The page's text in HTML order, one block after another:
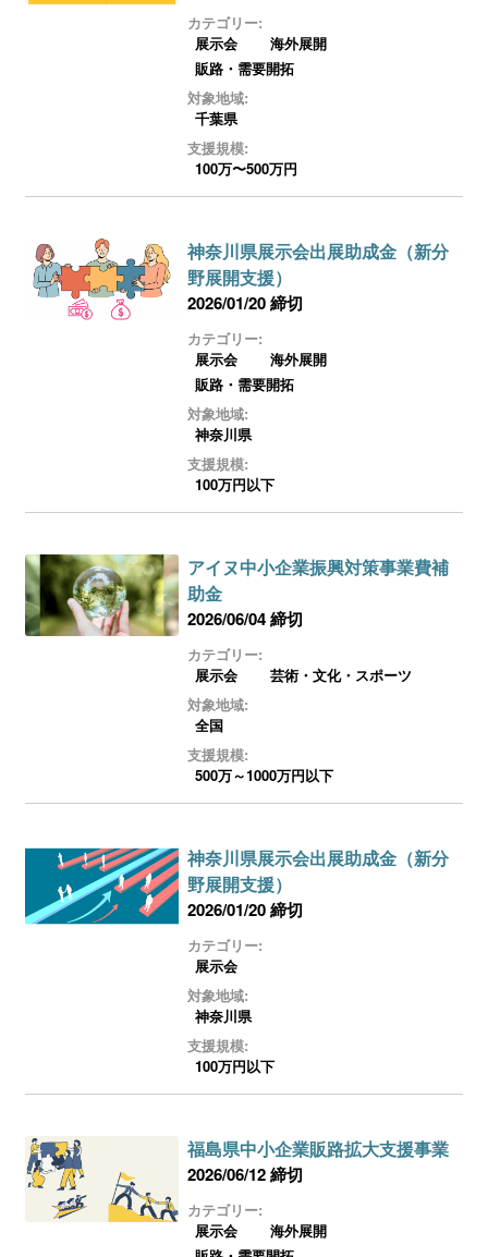
カテゴリー:
展示会
海外展開
販路・需要開拓
対象地域:
千葉県
支援規模:
100万〜500万円
神奈川県展示会出展助成金（新分
野展開支援）
2026/01/20 締切
カテゴリー:
展示会
海外展開
販路・需要開拓
対象地域:
神奈川県
支援規模:
100万円以下
アイヌ中小企業振興対策事業費補
助金
2026/06/04 締切
カテゴリー:
展示会
芸術・文化・スポーツ
対象地域:
全国
支援規模:
500万～1000万円以下
神奈川県展示会出展助成金（新分
野展開支援）
2026/01/20 締切
カテゴリー:
展示会
対象地域:
神奈川県
支援規模:
100万円以下
福島県中小企業販路拡大支援事業
2026/06/12 締切
カテゴリー:
展示会
海外展開